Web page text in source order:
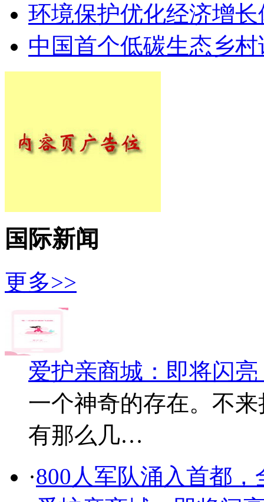
环境保护优化经济增
中国首个低碳生态乡
国际新闻
更多>>
爱护亲商城：即将闪亮
一个神奇的存在。不
有那么几…
·800人军队涌入首都